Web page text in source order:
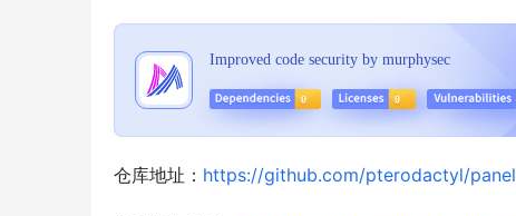
仓库地址： https://github.com/pterodactyl/panel